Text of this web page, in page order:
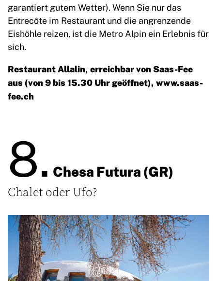
garantiert gutem Wetter). Wenn Sie nur das
Entrecôte im Restaurant und die angrenzende
Eishöhle reizen, ist die Metro Alpin ein Erlebnis für
sich.
Restaurant Allalin, erreichbar von Saas-Fee
aus (von 9 bis 15.30 Uhr geöffnet), www.saas-
fee.ch
8. Chesa Futura (GR)
Chalet oder Ufo?